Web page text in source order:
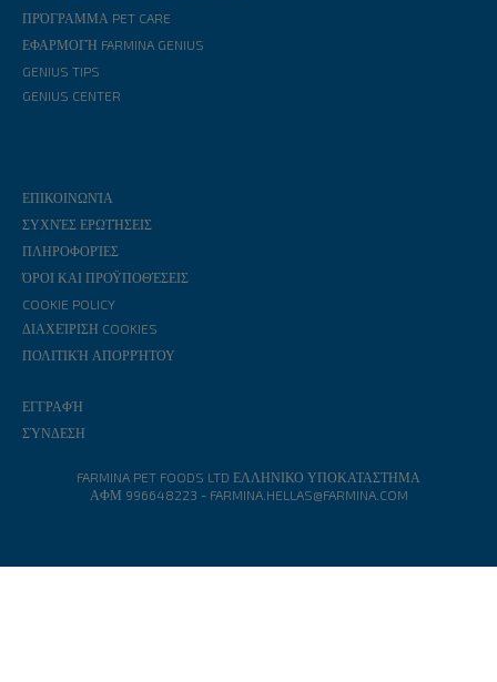
ΠΡΌΓΡΑΜΜΑ PET CARE
ΕΦΑΡΜΟΓΉ FARMINA GENIUS
GENIUS TIPS
GENIUS CENTER
ΕΠΙΚΟΙΝΩΝΊΑ
ΣΥΧΝΈΣ ΕΡΩΤΉΣΕΙΣ
ΠΛΗΡΟΦΟΡΊΕΣ
ΌΡΟΙ ΚΑΙ ΠΡΟΫΠΟΘΈΣΕΙΣ
COOKIE POLICY
ΔΙΑΧΕΊΡΙΣΗ COOKIES
ΠΟΛΙΤΙΚΉ ΑΠΟΡΡΉΤΟΥ
ΕΓΓΡΑΦΉ
ΣΎΝΔΕΣΗ
FARMINA PET FOODS LTD ΕΛΛΗΝΙΚΟ ΥΠΟΚΑΤΑΣΤΗΜΑ
ΑΦΜ 996648223 - FARMINA.HELLAS@FARMINA.COM